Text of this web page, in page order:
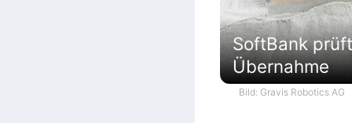
SoftBank
Übernahme
Bild: Gravis Robotics AG